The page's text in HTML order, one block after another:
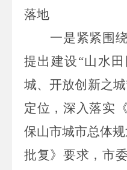
落地
一是紧紧围
提出建设“山水
城、开放创新之
定位，深入落实
保山市城市总体规
批复》要求，市